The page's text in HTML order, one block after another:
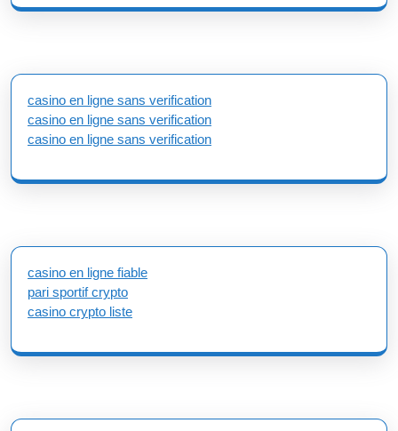
casino en ligne sans verification
casino en ligne sans verification
casino en ligne sans verification
casino en ligne fiable
pari sportif crypto
casino crypto liste